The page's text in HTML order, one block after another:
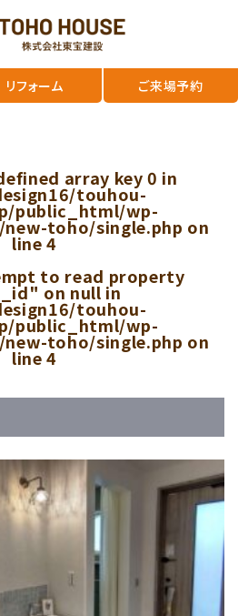
リフォーム ご来場予約
array key 0 in
touhou-
public_html/wp-
toho/single.php on
line4
to read property
on null in
touhou-
public_html/wp-
toho/single.php on
line4